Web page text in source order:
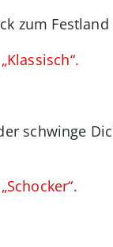
zum
schwinge